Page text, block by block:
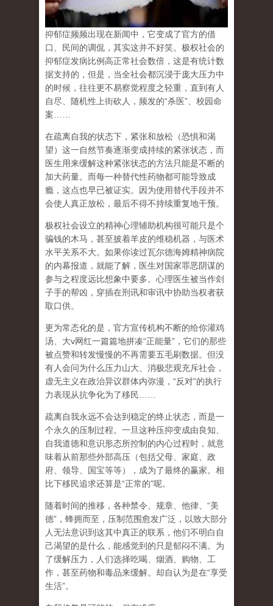
抑郁症频频出现在新闻中，它变成了官方的借
口、民间的调侃，其实这并不好笑。极权社会的
抑郁症发病比例高正常社会数倍，这是有统计数
据支持的，但是，当全社会都沉浸于庞大压力中
的时候，往往更不易察觉程度之轻重，直到有人
自尽、随机性上街砍人，频发的“杀医” 、校园命
案
在疏离自我的状态下，紧张和放松（恐惧和渴
望）这一自然节奏逐渐变成持续的紧张状态，而
医生用来缓解这种紧张状态的方法只能是不断的
加大药量。而每一种替代性药物都可能导致成
瘾，这点也早已被证实。因为使用替代手段并不
会使人真正放松，最后不得不持续重复地干预。
极权社会设立的精神心理辅助机构很可能只是个
骗钱的木马，甚至披着羊皮的维稳机器，与医术
水平关系不大。如果你读过瓦尔德海姆精神病院
的内幕报道，就能了解，医生对国家罪恶阴谋的
参与之程度远比想象中要多。心理医生被当作刽
子手的帮凶，穿插在刑讯和审讯中协助当权者获
取口供。
更为常态化的是，官方宣传机构不断的给你灌鸡
汤、大v网红一篇篇地拼凑“正能量” ，它们的那些
被点赞和转发慢慢的不再需要五毛刷数据。但没
有人会问为什么压力山大、消极悲观充斥社会，
虚无主义在政治异议群体内弥漫， “反对”的执行
力表现从抗争化为了移民
疏离自我永远不会达到稳定的终止状态，而是一
个永久的压制过程。一旦这种压抑变成由良知、
自我道德和意识形态所控制的内心过程时，就意
味着从前那些外部高压（包括父母、家庭、政
府、领导、国宝等等），成为了最终的赢家。相
比下移民追求还算是“正常的”呢。
随着时间的推移，各种禁令、规章、他律、 “美
德” ，蜂拥而至，压制范围愈发广泛，以致大部分
人无法意识到这其中真正的联系，他们不明白自
己渴望的是什么，能感觉到的只是郁闷不满。为
了缓解压力，人们选择吃喝、烟酒、购物、工
作，甚至药物和毒品来缓解。却自认为是在“享受
生活”。